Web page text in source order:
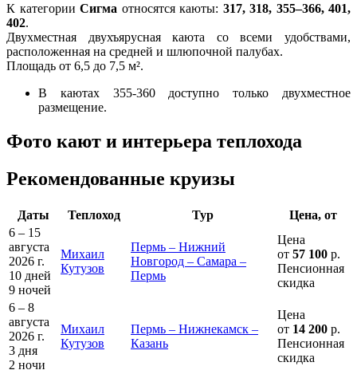
К категории Сигма относятся каюты: 317, 318, 355–366, 401,
402.
Двухместная двухъярусная каюта со всеми удобствами,
расположенная на средней и шлюпочной палубах.
Площадь от 6,5 до 7,5 м².
В каютах 355-360 доступно только двухместное
размещение.
Фото кают и интерьера теплохода
Рекомендованные круизы
Даты Теплоход Тур
Цена, от
6 – 15
августа
2026 г.
10 дней
9 ночей
Михаил
Кутузов
Пермь – Нижний
Новгород – Самара –
Пермь
Цена
от 57 100 р.
Пенсионная
скидка
6 – 8
августа
2026 г.
3 дня
2 ночи
Михаил
Кутузов
Пермь – Нижнекамск –
Казань
Цена
от 14 200 р.
Пенсионная
скидка